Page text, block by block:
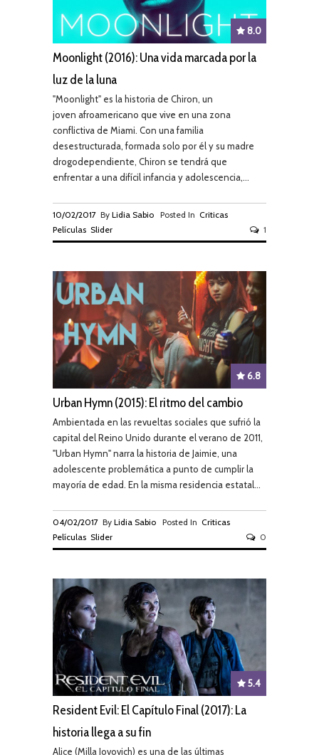
8.0
Moonlight (2016): Una vida marcada por la
luz de la luna
"Moonlight" es la historia de Chiron, un
joven afroamericano que vive en una zona
conflictiva de Miami. Con una familia
desestructurada, formada solo por él y su madre
drogodependiente, Chiron se tendrá que
enfrentar a una difícil infancia y adolescencia,...
10/02/2017 By Lidia Sabio Posted In Criticas
Películas Slider 1
6.8
Urban Hymn (2015): El ritmo del cambio
Ambientada en las revueltas sociales que sufrió la
capital del Reino Unido durante el verano de 2011,
"Urban Hymn" narra la historia de Jaimie, una
adolescente problemática a punto de cumplir la
mayoría de edad. En la misma residencia estatal...
04/02/2017 By Lidia Sabio Posted In Criticas
Películas Slider 0
5.4
Resident Evil: El Capítulo Final (2017): La
historia llega a su fin
Alice (Milla Jovovich) es una de las últimas